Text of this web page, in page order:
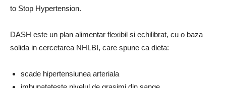
to Stop Hypertension.
DASH este un plan alimentar flexibil si echilibrat, cu o baza
solida in cercetarea NHLBI, care spune ca dieta:
scade hipertensiunea arteriala